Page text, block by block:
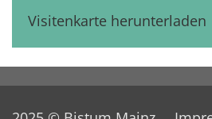
Visitenkarte herunterladen